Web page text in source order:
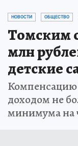
НОВОСТИ ОБЩЕСТВО
Томским
млн
детские
Компенсацию
доходом не
минимума на